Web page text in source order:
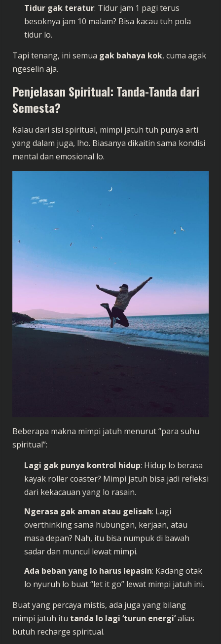
Tidur gak teratur: Tidur jam 1 pagi terus
besoknya jam 10 malam? Bisa kacau tuh pola
tidur lo.
Tapi tenang, ini semua gak bahaya kok, cuma agak
ngeselin aja.
Penjelasan Spiritual: Tanda-Tanda dari
Semesta?
Kalau dari sisi spiritual, mimpi jatuh tuh punya arti
yang dalam juga, lho. Biasanya dikaitin sama kondisi
mental dan emosional lo.
Beberapa makna mimpi jatuh menurut “para suhu
spiritual”:
Lagi gak punya kontrol hidup: Hidup lo berasa
kayak roller coaster? Mimpi jatuh bisa jadi refleksi
dari kekacauan yang lo rasain.
Ngerasa gak aman atau gelisah: Lagi
overthinking sama hubungan, kerjaan, atau
masa depan? Nah, itu bisa numpuk di bawah
sadar dan muncul lewat mimpi.
Ada beban yang lo harus lepasin: Kadang otak
lo nyuruh lo buat “let it go” lewat mimpi jatuh ini.
Buat yang percaya mistis, ada juga yang bilang
mimpi jatuh itu tanda lo lagi ‘turun energi’alias
butuh recharge spiritual.